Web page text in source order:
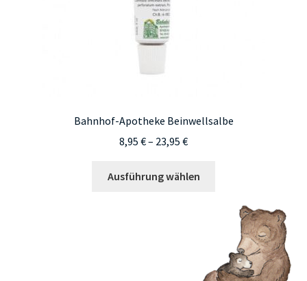
Bahnhof-Apotheke Beinwellsalbe
8,95 €– 23,95 €Preisspanne:
bis
Ausführung wählen
mehrere
Varianten
auf.
Die